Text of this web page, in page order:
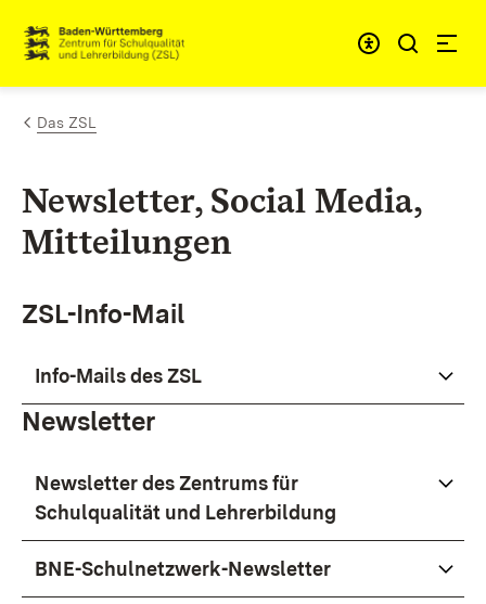
Zum Inhalt springen
Link zur Startseite
Das ZSL
Newsletter, Social Media,
Mitteilungen
ZSL-Info-Mail
Info-Mails des ZSL
Newsletter
Newsletter des Zentrums für
Schulqualität und Lehrerbildung
BNE-Schulnetzwerk-Newsletter